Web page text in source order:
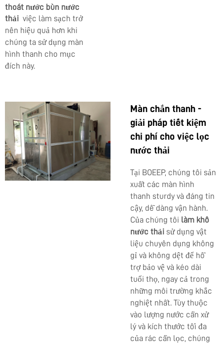
thoát nước bùn nước
thải việc làm sạch trở
nên hiệu quả hơn khi
chúng ta sử dụng màn
hình thanh cho mục
đích này.
Màn chắn thanh -
giải pháp tiết kiệm
chi phí cho việc lọc
nước thải
Tại BOEEP, chúng tôi sản
xuất các màn hình
thanh sturdy và đáng tin
cậy, dễ dàng vận hành.
Của chúng tôi làm khô
nước thải sử dụng vật
liệu chuyên dụng không
gỉ và không dệt để hỗ
trợ bảo vệ và kéo dài
tuổi thọ, ngay cả trong
những môi trường khắc
nghiệt nhất. Tùy thuộc
vào lượng nước cần xử
lý và kích thước tối đa
của rác cần lọc, chúng